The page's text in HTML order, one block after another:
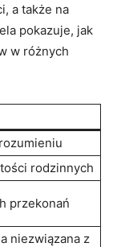
a także na
pokazuje,‍ jak
w różnych
rodzinnych
przekonań
niezwiązana ‌z